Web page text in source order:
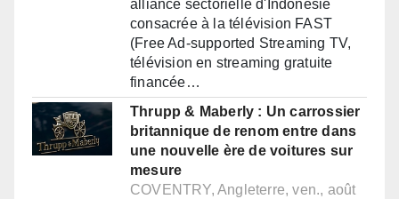
alliance sectorielle d'Indonésie
consacrée à la télévision FAST
(Free Ad-supported Streaming TV,
télévision en streaming gratuite
financée…
Thrupp & Maberly : Un carrossier
britannique de renom entre dans
une nouvelle ère de voitures sur
mesure
COVENTRY, Angleterre, ven., août